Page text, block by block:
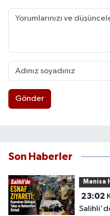
Gönder
Son Haberler
Manisa
23:02